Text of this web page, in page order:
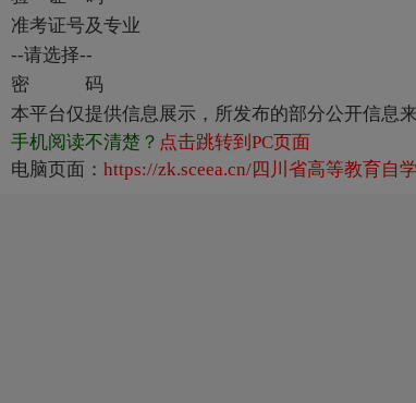
准考证号及专业
--请选择--
密 码
本平台仅提供信息展示，所发布的部分公开信息
手机阅读不清楚？ 点击跳转到PC页面
电脑页面： https://zk.sceea.cn/四川省高等教育自